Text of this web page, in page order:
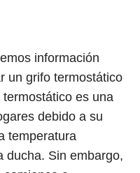
información
un grifo termostático
es una
debido a su
temperatura
ducha. Sin embargo,